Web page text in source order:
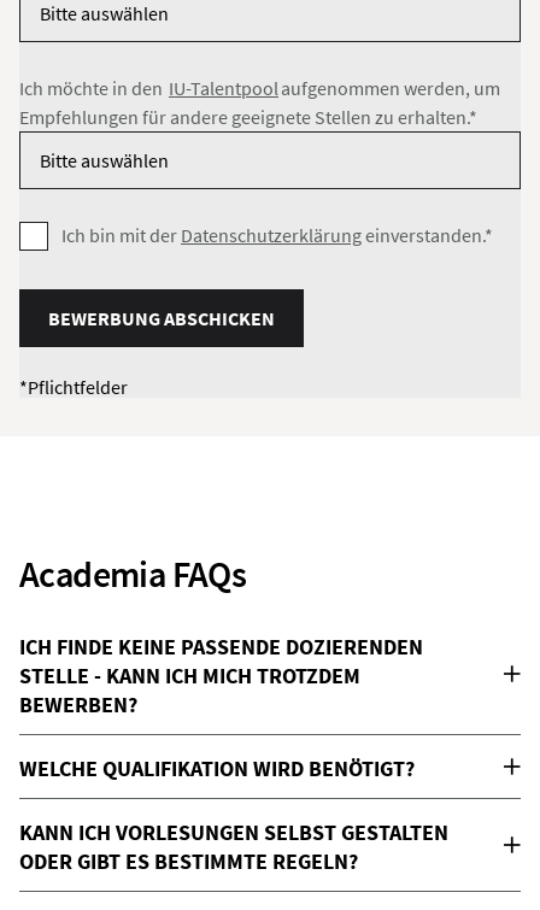
Ich möchte in den IU-Talentpoolaufgenommen werden, um
Empfehlungen für andere geeignete Stellen zu erhalten.*
Ich bin mit der Datenschutzerklärungeinverstanden.*
BEWERBUNG ABSCHICKEN
*Pflichtfelder
Academia FAQs
ICH FINDE KEINE PASSENDE DOZIERENDEN
STELLE - KANN ICH MICH TROTZDEM
BEWERBEN?
WELCHE QUALIFIKATION WIRD BENÖTIGT?
KANN ICH VORLESUNGEN SELBST GESTALTEN
ODER GIBT ES BESTIMMTE REGELN?